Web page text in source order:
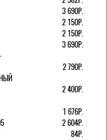
3 690Р.
2 150Р.
2 150Р.
3 690Р.
2 790Р.
2 400Р.
1 676Р.
2 604Р.
84Р.